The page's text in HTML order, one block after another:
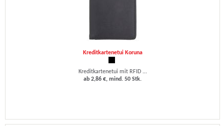
Kreditkartenetui Koruna
Kreditkartenetui mit RFID ...
ab 2,86 €, mind. 50 Stk.